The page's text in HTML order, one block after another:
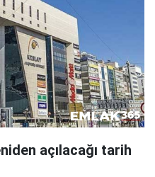
açılacağı tarih